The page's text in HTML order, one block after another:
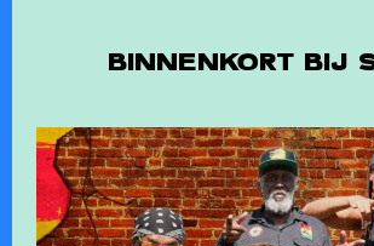
BINNENKORT BIJ